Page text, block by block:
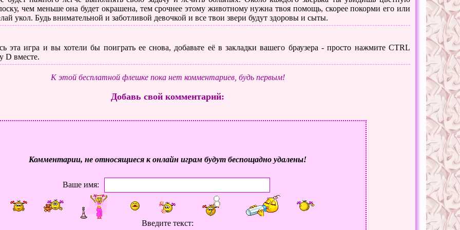
чем меньше она будет окрашена, тем срочнее этому животному нужна твоя помощь, скорее покорми его или
укол. Будь внимательной и заботливой девочкой и все твои звери будут здоровы и сыты.
эта игра и вы хотели бы поиграть ее снова, добавьте её в закладки вашего браузера - просто нажмите CTRL
D вместе.
К этой бесплатной флешке пока нет комментариев, будь первым!
Добавь свой комментарий:
Комментарии, не относящиеся к онлайн играм будут беспощадно удалены!
Ваше имя:
Введите текст: